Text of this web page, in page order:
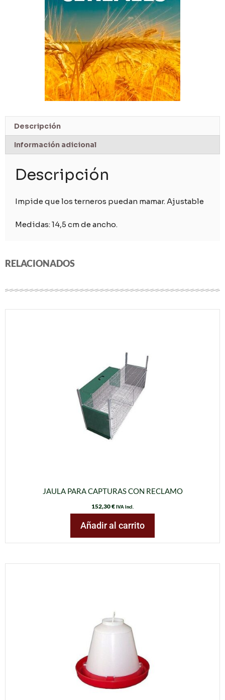
Descripción
Información adicional
Descripción
Impide que los terneros puedan mamar. Ajustable
Medidas: 14,5 cm de ancho.
RELACIONADOS
JAULA PARA CAPTURAS CON RECLAMO
152,30€IVA incl.
Añadir al carrito